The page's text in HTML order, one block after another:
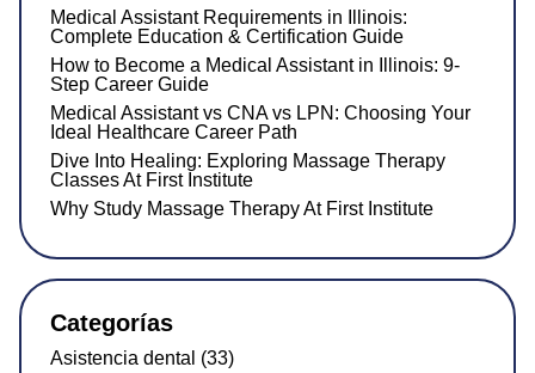
Medical Assistant Requirements in Illinois:
Complete Education & Certification Guide
How to Become a Medical Assistant in Illinois: 9-
Step Career Guide
Medical Assistant vs CNA vs LPN: Choosing Your
Ideal Healthcare Career Path
Dive Into Healing: Exploring Massage Therapy
Classes At First Institute
Why Study Massage Therapy At First Institute
Categorías
Asistencia dental (33)